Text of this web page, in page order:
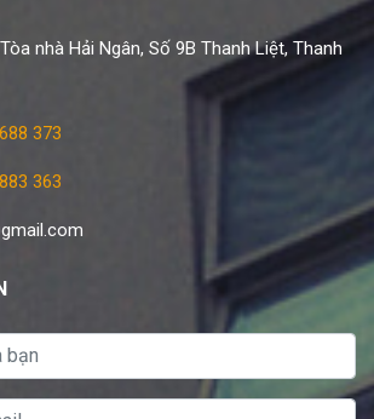
nhà Hải Ngân, Số 9B Thanh Liệt, Thanh
373
363